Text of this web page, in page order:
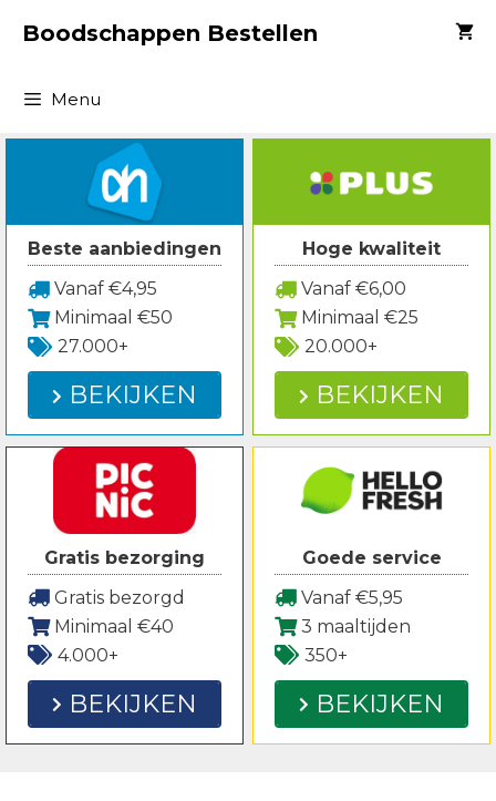
naarBoodschappen Bestellen
Menu
Beste aanbiedingen
Vanaf €4,95
Minimaal €50
27.000+
BEKIJKEN
Hoge kwaliteit
Vanaf €6,00
Minimaal €25
20.000+
BEKIJKEN
Gratis bezorging
Gratis bezorgd
Minimaal €40
4.000+
BEKIJKEN
Goede service
Vanaf €5,95
3 maaltijden
350+
BEKIJKEN